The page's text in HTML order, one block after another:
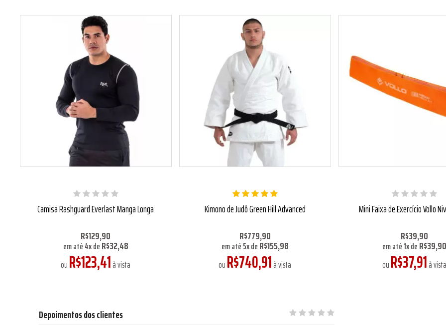
Camisa Rashguard Everlast Manga Longa
R$129,90
em até4xdeR$32,48
ouR$123,41à vista
Kimono de Judô Green Hill Advanced
R$779,90
em até5xdeR$155,98
ouR$740,91à vista
Mini Faixa de Exercício Vollo
R$39,90
em até1xdeR$39,90
ouR$37,91à vista
Depoimentos dos clientes